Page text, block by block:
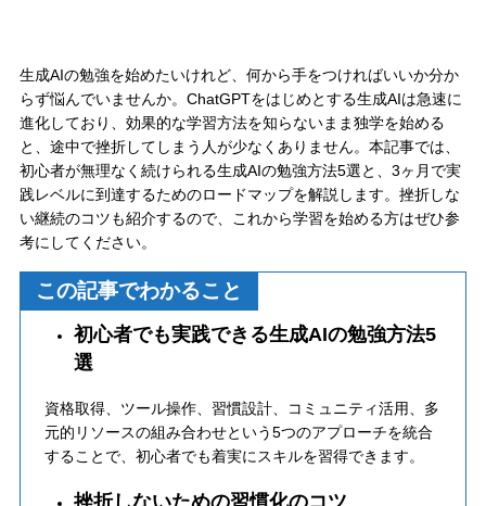
生成AIの勉強を始めたいけれど、何から手をつければいいか分か
らず悩んでいませんか。ChatGPTをはじめとする生成AIは急速に
進化しており、効果的な学習方法を知らないまま独学を始める
と、途中で挫折してしまう人が少なくありません。本記事では、
初心者が無理なく続けられる生成AIの勉強方法5選と、3ヶ月で実
践レベルに到達するためのロードマップを解説します。挫折しな
い継続のコツも紹介するので、これから学習を始める方はぜひ参
考にしてください。
この記事でわかること
初心者でも実践できる生成AIの勉強方法5
選
資格取得、ツール操作、習慣設計、コミュニティ活用、多
元的リソースの組み合わせという5つのアプローチを統合
することで、初心者でも着実にスキルを習得できます。
挫折しないための習慣化のコツ